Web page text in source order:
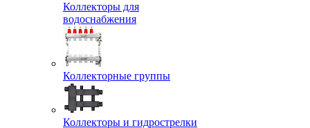
Коллекторы для
водоснабжения
Коллекторные группы
Коллекторы и гидрострелки